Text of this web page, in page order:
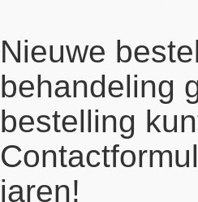
Nieuwe
behandeling
bestelling
jaren!